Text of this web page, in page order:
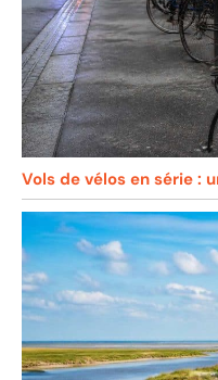
Vols de vélos en série :